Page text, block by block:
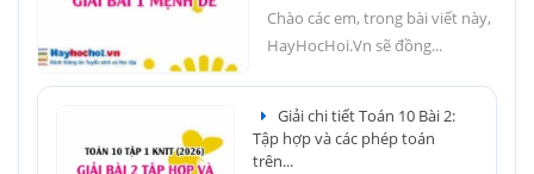
Chào các em, trong bài viết này,
HayHocHoi.Vn sẽ đồng...
Giải chi tiết Toán 10 Bài 2:
Tập hợp và các phép toán
trên...